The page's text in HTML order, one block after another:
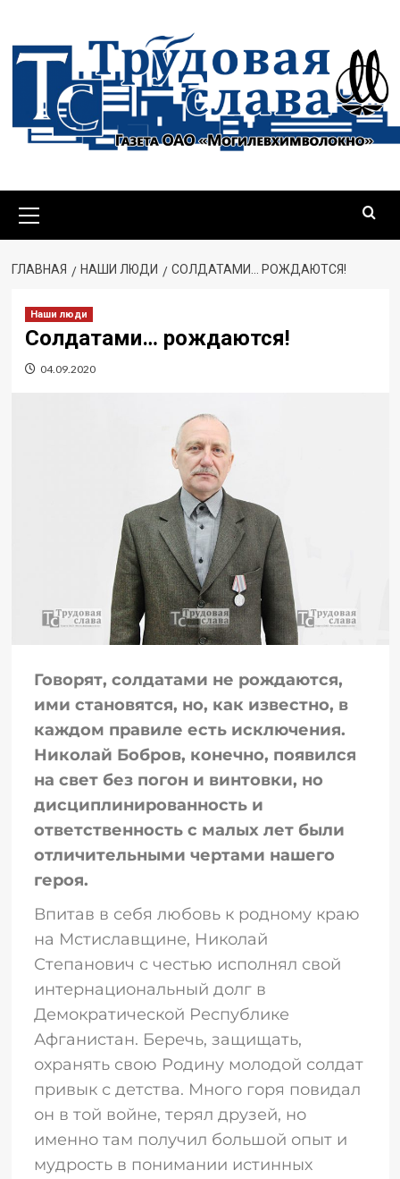
ГЛАВНАЯ НАШИ ЛЮДИ СОЛДАТАМИ… РОЖДАЮТСЯ!
Наши люди
Солдатами… рождаются!
04.09.2020
Говорят, солдатами не рождаются,
ими становятся, но, как известно, в
каждом правиле есть исключения.
Николай Бобров, конечно, появился
на свет без погон и винтовки, но
дисциплинированность и
ответственность с малых лет были
отличительными чертами нашего
героя.
Впитав в себя любовь к родному краю
на Мстиславщине, Николай
Степанович с честью исполнял свой
интернациональный долг в
Демократической Республике
Афганистан. Беречь, защищать,
охранять свою Родину молодой солдат
привык с детства. Много горя повидал
он в той войне, терял друзей, но
именно там получил большой опыт и
мудрость в понимании истинных